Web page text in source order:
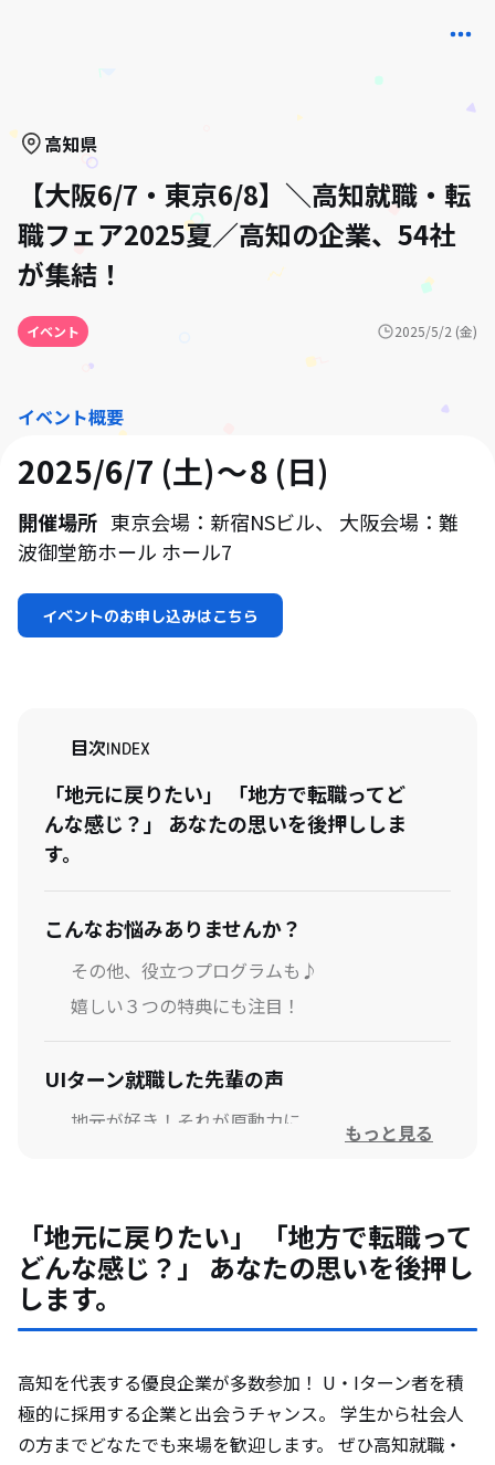
高知県
【大阪6/7・東京6/8】＼高知就職・転
職フェア2025夏／高知の企業、54社
が集結！
イベント 2025/5/2 (金)
イベント概要
2025/6/7 (土) 8 (日)
開催場所 東京会場：新宿NSビル、 大阪会場：難
波御堂筋ホール ホール7
イベントのお申し込みはこちら
目次INDEX
「地元に戻りたい」 「地方で転職ってど
んな感じ？」 あなたの思いを後押ししま
す。
こんなお悩みありませんか？
その他、役立つプログラムも♪
嬉しい３つの特典にも注目！
UIターン就職した先輩の声
地元が好き！それが原動力に
もっと見る
「地元に戻りたい」 「地方で転職って
どんな感じ？」 あなたの思いを後押し
します。
高知を代表する優良企業が多数参加！ U・Iターン者を積
極的に採用する企業と出会うチャンス。 学生から社会人
の方までどなたでも来場を歓迎します。 ぜひ高知就職・